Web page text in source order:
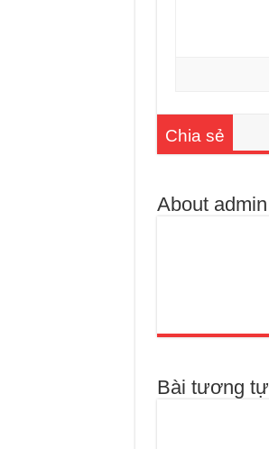
Chia sẻ
About admin
Bài tương tự